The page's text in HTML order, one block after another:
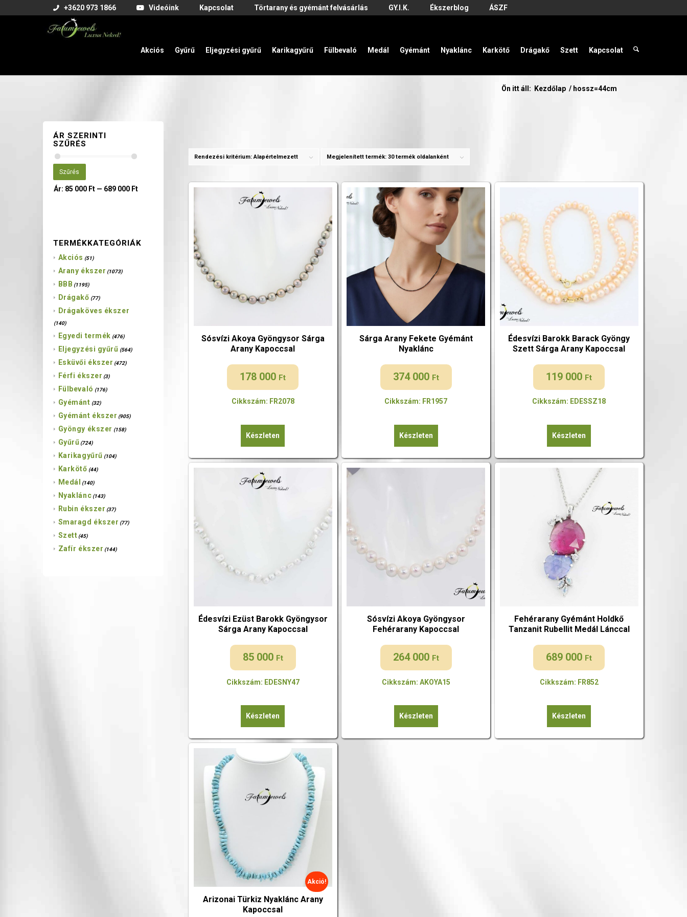
+3620 973 1866 Videóink Kapcsolat Törtarany és gyémánt felvásárlás GY.I.K. Ékszerblog ÁSZF
Akciós Gyűrű Eljegyzési gyűrű Karikagyűrű Fülbevaló Medál Gyémánt Nyaklánc Karkötő Drágakő Szett Kapcsolat
Ön itt áll: Kezdőlap / hossz=44cm
Rendezési kritérium:Alapértelmezett Megjelenített termék: 30 termék oldalanként
Sósvízi Akoya Gyöngysor Sárga
Arany Kapoccsal
178 000 Ft
Cikkszám: FR2078
Készleten
Sárga Arany Fekete Gyémánt
Nyaklánc
374 000 Ft
Cikkszám: FR1957
Készleten
Édesvízi Barokk Barack Gyöngy
Szett Sárga Arany Kapoccsal
119 000 Ft
Cikkszám: EDESSZ18
Készleten
Édesvízi Ezüst Barokk Gyöngysor
Sárga Arany Kapoccsal
85 000 Ft
Cikkszám: EDESNY47
Készleten
Sósvízi Akoya Gyöngysor
Fehérarany Kapoccsal
264 000 Ft
Cikkszám: AKOYA15
Készleten
Fehérarany Gyémánt Holdkő
Tanzanit Rubellit Medál Lánccal
689 000 Ft
Cikkszám: FR852
Készleten
Arizonai Türkiz Nyaklánc Arany
Kapoccsal
Akció!
ÁR SZERINTI
SZŰRÉS
Szűrés
Ár: 85 000 Ft— 689 000 Ft
TERMÉKKATEGÓRIÁK
Akciós (51)
Arany ékszer (1073)
BBB (1195)
Drágakő (77)
Drágaköves ékszer
(140)
Egyedi termék (476)
Eljegyzési gyűrű (564)
Esküvői ékszer (472)
Férfi ékszer (3)
Fülbevaló (176)
Gyémánt (32)
Gyémánt ékszer (905)
Gyöngy ékszer (158)
Gyűrű (724)
Karikagyűrű (104)
Karkötő (44)
Medál (140)
Nyaklánc (143)
Rubin ékszer (37)
Smaragd ékszer (77)
Szett (45)
Zafír ékszer (144)